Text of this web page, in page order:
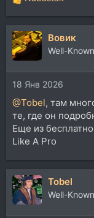
Р
е
а
к
ц
и
и
:
Вовик
Well-
18 Янв 2026
@Tobel, там
те, где он
Еще из
Like A Pro
Tobel
Well-